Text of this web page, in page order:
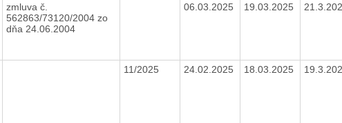
zmluva č.
562863/73120/2004 zo
dňa 24.06.2004
06.03.2025 19.03.2025
11/2025 24.02.2025 18.03.2025